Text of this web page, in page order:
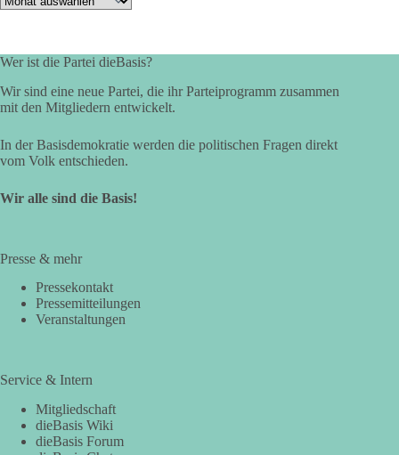
Wer ist die Partei dieBasis?
Wir sind eine neue Partei, die ihr Parteiprogramm zusammen
mit den Mitgliedern entwickelt.
In der Basisdemokratie werden die politischen Fragen direkt
vom Volk entschieden.
Wir alle sind die Basis!
Presse & mehr
Pressekontakt
Pressemitteilungen
Veranstaltungen
Service & Intern
Mitgliedschaft
dieBasis Wiki
dieBasis Forum